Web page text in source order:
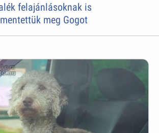
felajánlásoknak is
meg Gogot